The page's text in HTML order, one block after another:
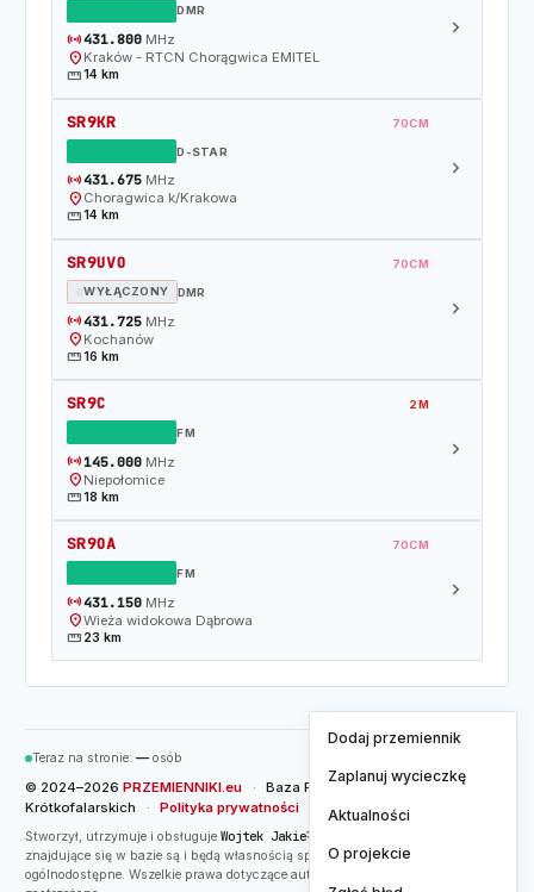
DMR
sensors431.800MHz
location_on Kraków - RTCN Chorągwica EMITEL
straighten14 km
chevron_right
SR9KR 70CM
D-STAR
sensors431.675MHz
location_on Choragwica k/Krakowa
straighten14 km
chevron_right
SR9UVO 70CM
WYŁĄCZONY DMR
sensors431.725MHz
location_on Kochanów
straighten16 km
chevron_right
SR9C 2M
FM
sensors 145.000MHz
location_on Niepołomice
straighten18 km
chevron_right
SR9OA 70CM
FM
sensors431.150MHz
location_onWieża widokowa Dąbrowa
straighten 23 km
chevron_right
Teraz na stronie:— osób
© 2024–2026 PRZEMIENNIKI.eu ·
Baza Przemienników
Krótkofalarskich
· Polityka prywatności
Stworzył, utrzymuje i obsługuje Wojtek Jakieła / SQ8W
znajdujące się w bazie są i będą własnością społeczności oraz w pełni
ogólnodostępne. Wszelkie prawa dotyczące autorskich fragmentów kodu
Dodaj przemiennik
Zaplanuj wycieczkę
Aktualności
O projekcie